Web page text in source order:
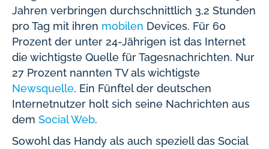
Jahren verbringen durchschnittlich 3,2 Stunden
pro Tag mit ihren mobilen Devices. Für 60
Prozent der unter 24-Jährigen ist das Internet
die wichtigste Quelle für Tagesnachrichten. Nur
27 Prozent nannten TV als wichtigste
Newsquelle. Ein Fünftel der deutschen
Internetnutzer holt sich seine Nachrichten aus
dem Social Web.
Sowohl das Handy als auch speziell das Social